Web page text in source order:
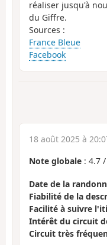
réaliser jusqu'à
du Giffre.
Sources :
France Bleue
Facebook
18 août 2025 à
Note globale : 4.7 /
Date de la
Fiabilité de la
Facilité à suivre
Intérêt du circuit
Circuit très